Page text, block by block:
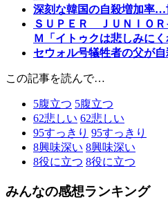
深刻な韓国の自殺増加率…
ＳＵＰＥＲ ＪＵＮＩＯ
Ｍ「イトゥクは悲しみにく
セウォル号犠牲者の父が自
この記事を読んで…
5腹立つ 5腹立つ
62悲しい 62悲しい
95すっきり 95すっきり
8興味深い 8興味深い
8役に立つ 8役に立つ
みんなの感想ランキング